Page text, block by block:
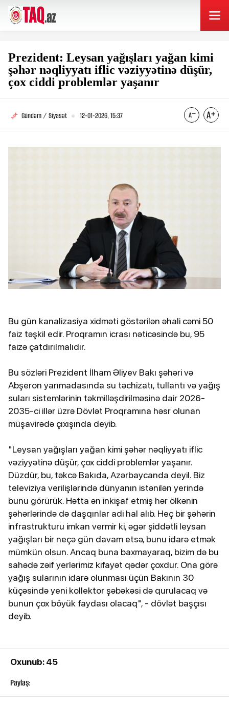
Prezident: Leysan yağışları yağan kimi
şəhər nəqliyyatı iflic vəziyyətinə düşür,
çox ciddi problemlər yaşanır
Gündəm / Siyasət 12-01-2026, 15:37
Bu gün kanalizasiya xidməti göstərilən əhali cəmi 50
faiz təşkil edir. Proqramın icrası nəticəsində bu, 95
faizə çatdırılmalıdır.
Bu sözləri Prezident İlham Əliyev Bakı şəhəri və
Abşeron yarımadasında su təchizatı, tullantı və yağış
suları sistemlərinin təkmilləşdirilməsinə dair 2026-
2035-ci illər üzrə Dövlət Proqramına həsr olunan
müşavirədə çıxışında deyib.
"Leysan yağışları yağan kimi şəhər nəqliyyatı iflic
vəziyyətinə düşür, çox ciddi problemlər yaşanır.
Düzdür, bu, təkcə Bakıda, Azərbaycanda deyil. Biz
televiziya verilişlərində dünyanın istənilən yerində
bunu görürük. Hətta ən inkişaf etmiş hər ölkənin
şəhərlərində də daşqınlar adi hal alıb. Heç bir şəhərin
infrastrukturu imkan vermir ki, əgər şiddətli leysan
yağışları bir neçə gün davam etsə, bunu idarə etmək
mümkün olsun. Ancaq buna baxmayaraq, bizim də bu
sahədə zəif yerlərimiz kifayət qədər çoxdur. Ona görə
yağış sularının idarə olunması üçün Bakının 30
küçəsində yeni kollektor şəbəkəsi də qurulacaq və
bunun çox böyük faydası olacaq", - dövlət başçısı
deyib.
Oxunub: 45
Paylaş: